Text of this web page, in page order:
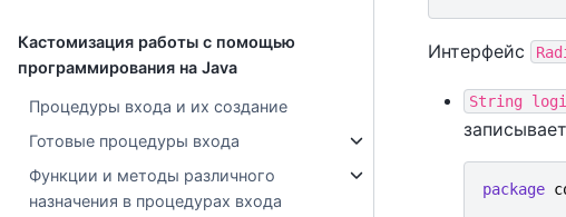
Кастомизация работы с помощью
программирования на Java
Процедуры входа и их создание
Готовые процедуры входа
Функции и методы различного
назначения в процедурах входа
Интерфейс
String
package